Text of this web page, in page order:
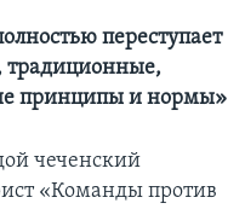
переступает
традиционные,
принципы и нормы»
чеченский
«Команды против